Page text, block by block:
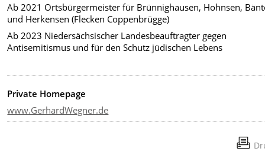
Ab 2021 Ortsbürgermeister für Brünnighausen, Hohnsen,
und Herkensen (Flecken Coppenbrügge)
Ab 2023 Niedersächsischer Landesbeauftragter gegen
Antisemitismus und für den Schutz jüdischen Lebens
Private Homepage
www.GerhardWegner.de